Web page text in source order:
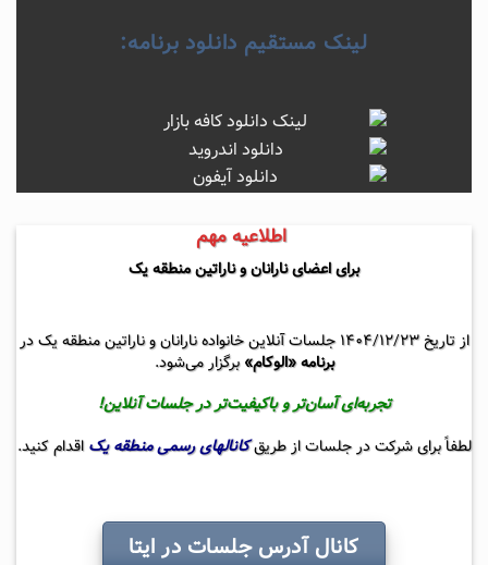
لینک مستقیم دانلود برنامه:
اطلاعیه مهم
برای اعضای نارانان و ناراتین منطقه یک
از تاریخ ۱۴۰۴/۱۲/۲۳ جلسات آنلاین خانواده نارانان و ناراتین منطقه یک در
برنامه «الوکام»برگزار می‌شود.
تجربه‌ای آسان‌تر و باکیفیت‌تر در جلسات آنلاین!
لطفاً برای شرکت در جلسات از طریقکانالهای رسمی منطقه یک اقدام کنید.
کانال آدرس جلسات در ایتا